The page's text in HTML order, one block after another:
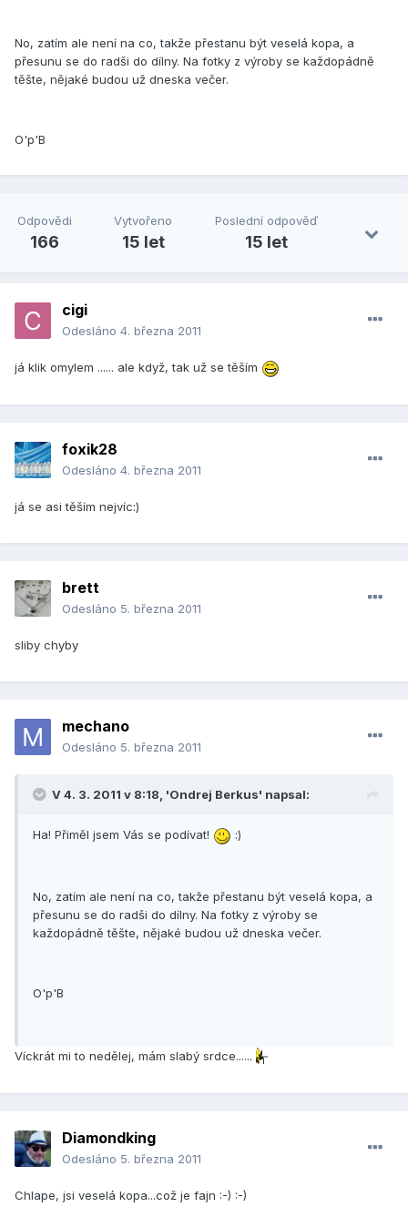
No, zatím ale není na co, takže přestanu být veselá kopa, a
přesunu se do radši do dílny. Na fotky z výroby se každopádně
těšte, nějaké budou už dneska večer.
O'p'B
Odpovědi
166
Vytvořeno
15 let
Poslední odpověď
15 let
cigi
Odesláno 4. března 2011
já klik omylem ...... ale když, tak už se těším
foxik28
Odesláno 4. března 2011
já se asi těším nejvíc:)
brett
Odesláno 5. března 2011
sliby chyby
mechano
Odesláno 5. března 2011
V 4. 3. 2011 v 8:18, 'Ondrej Berkus' napsal:
Ha! Přiměl jsem Vás se podívat! :)
No, zatím ale není na co, takže přestanu být veselá kopa, a
přesunu se do radši do dílny. Na fotky z výroby se
každopádně těšte, nějaké budou už dneska večer.
O'p'B
Víckrát mi to nedělej, mám slabý srdce......
Diamondking
Odesláno 5. března 2011
Chlape, jsi veselá kopa...což je fajn :-) :-)